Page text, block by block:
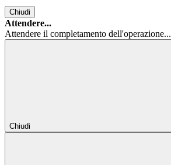
Chiudi
Attendere...
Attendere il completamento dell'operazione...
Chiudi